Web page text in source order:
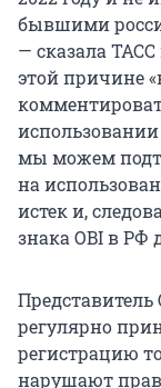
бывшими
— сказала ТАСС
этой причине
мы можем
на
истек и,
знака OBI в
регулярно
регистрацию
нарушают